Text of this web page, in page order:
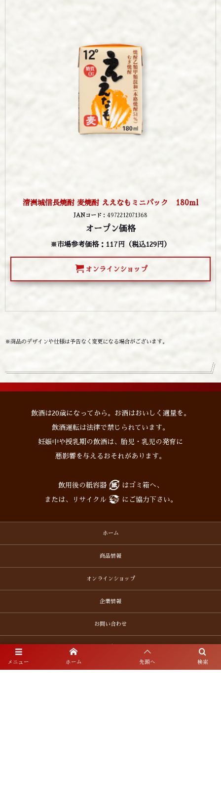
清洲城信長焼酎 麦焼酎 ええなもミニパック 180ml
JANコード ：4972212071368
オープン価格
※市場参考価格：117円 （税込129円）
オンラインショップ
※商品のデザインや仕様は予告なく変更になる場合がございます。
メニュー 検索
ホーム 先頭へ
飲酒は20歳になってから。お酒はおいしく適量を。
飲酒運転は法律で禁じられています。
妊娠中や授乳期の飲酒は、胎児・乳児の発育に
悪影響を与えるおそれがあります。
飲用後の紙容器 はゴミ箱へ、
または、リサイクル にご協力下さい。
ホーム
商品情報
オンラインショップ
企業情報
お問い合わせ
プライバシーポリシー